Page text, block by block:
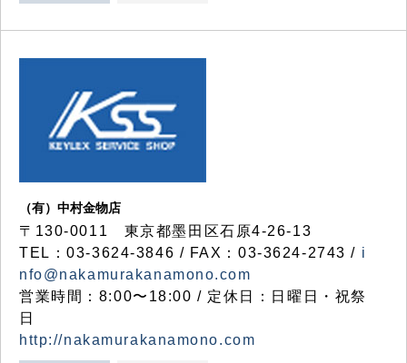
（有）中村金物店
〒130-0011 東京都墨田区石原4-26-13
TEL：03-3624-3846 / FAX：03-3624-2743 / i
nfo@nakamurakanamono.com
営業時間：8:00〜18:00 / 定休日：日曜日・祝祭
日
http://nakamurakanamono.com